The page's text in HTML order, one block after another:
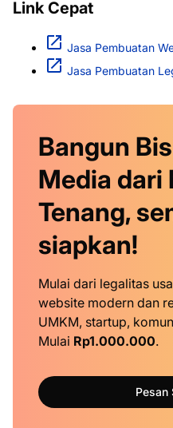
Link Cepat
Jasa Pembuatan
Jasa Pembuatan
Bangun
Media dari
Tenang,
siapkan!
Mulai dari legalitas
website modern dan
UMKM, startup,
Mulai Rp1.000.000.
Pesan